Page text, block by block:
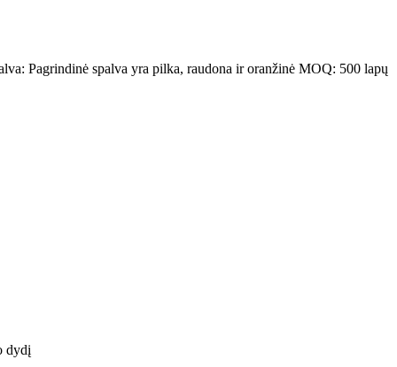
Pagrindinė spalva yra pilka, raudona ir oranžinė MOQ: 500 lapų
dydį